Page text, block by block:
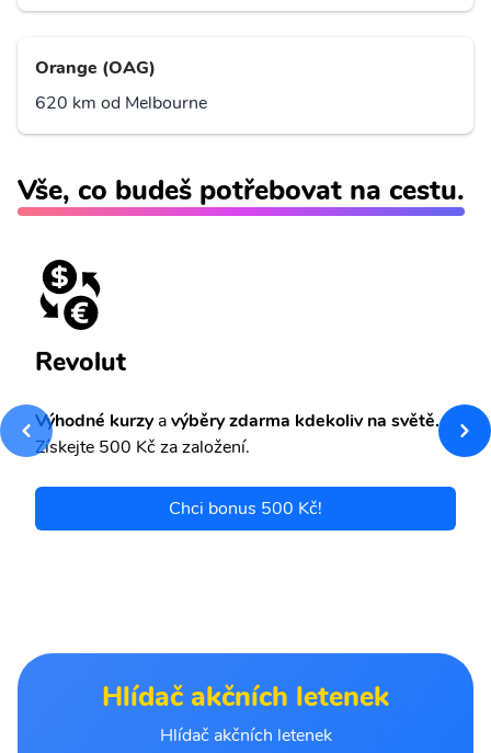
Orange (OAG)
620 km od Melbourne
Vše, co budeš potřebovat na cestu.
Revolut
Výhodné kurzyavýběry zdarma kdekoliv na světě.
Získejte 500 Kč za založení.
Chci bonus 500 Kč!
Hlídač akčních letenek
Hlídač akčních letenek